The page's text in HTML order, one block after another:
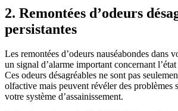
2. Remontées d’odeurs
persistantes
Les remontées d’odeurs nauséabondes dans
un signal d’alarme important concernant
Ces odeurs désagréables ne sont pas
olfactive mais peuvent révéler des problèmes
votre système d’assainissement.